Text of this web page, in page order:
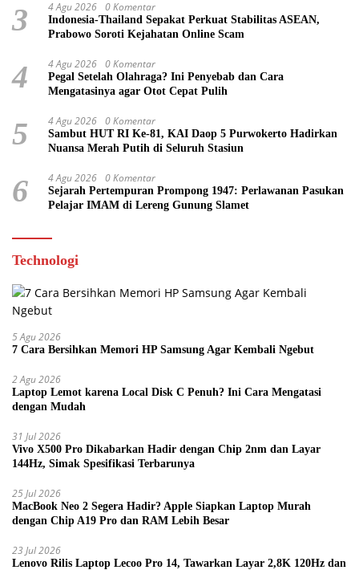
3 4 Agu 2026 0 Komentar
Indonesia-Thailand Sepakat Perkuat Stabilitas ASEAN,
Prabowo Soroti Kejahatan Online Scam
4 4 Agu 2026 0 Komentar
Pegal Setelah Olahraga? Ini Penyebab dan Cara
Mengatasinya agar Otot Cepat Pulih
5 4 Agu 2026 0 Komentar
Sambut HUT RI Ke-81, KAI Daop 5 Purwokerto Hadirkan
Nuansa Merah Putih di Seluruh Stasiun
6 4 Agu 2026 0 Komentar
Sejarah Pertempuran Prompong 1947: Perlawanan Pasukan
Pelajar IMAM di Lereng Gunung Slamet
Technologi
5 Agu 2026
7 Cara Bersihkan Memori HP Samsung Agar Kembali Ngebut
2 Agu 2026
Laptop Lemot karena Local Disk C Penuh? Ini Cara Mengatasi
dengan Mudah
31 Jul 2026
Vivo X500 Pro Dikabarkan Hadir dengan Chip 2nm dan Layar
144Hz, Simak Spesifikasi Terbarunya
25 Jul 2026
MacBook Neo 2 Segera Hadir? Apple Siapkan Laptop Murah
dengan Chip A19 Pro dan RAM Lebih Besar
23 Jul 2026
Lenovo Rilis Laptop Lecoo Pro 14, Tawarkan Layar 2,8K 120Hz dan